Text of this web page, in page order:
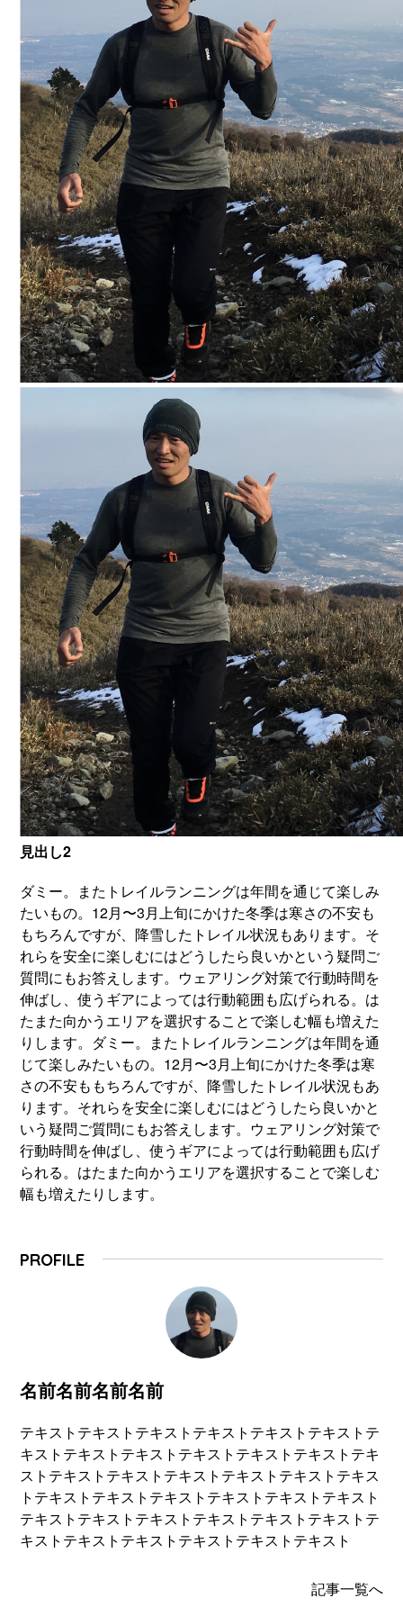
見出し2
ダミー。またトレイルランニングは年間を通じて楽しみ
たいもの。12月〜3月上旬にかけた冬季は寒さの不安も
もちろんですが、降雪したトレイル状況もあります。そ
れらを安全に楽しむにはどうしたら良いかという疑問ご
質問にもお答えします。ウェアリング対策で行動時間を
伸ばし、使うギアによっては行動範囲も広げられる。は
たまた向かうエリアを選択することで楽しむ幅も増えた
りします。ダミー。またトレイルランニングは年間を通
じて楽しみたいもの。12月〜3月上旬にかけた冬季は寒
さの不安ももちろんですが、降雪したトレイル状況もあ
ります。それらを安全に楽しむにはどうしたら良いかと
いう疑問ご質問にもお答えします。ウェアリング対策で
行動時間を伸ばし、使うギアによっては行動範囲も広げ
られる。はたまた向かうエリアを選択することで楽しむ
幅も増えたりします。
PROFILE
名前名前名前名前
テキストテキストテキストテキストテキストテキストテ
キストテキストテキストテキストテキストテキストテキ
ストテキストテキストテキストテキストテキストテキス
トテキストテキストテキストテキストテキストテキスト
テキストテキストテキストテキストテキストテキストテ
キストテキストテキストテキストテキストテキスト
記事一覧へ